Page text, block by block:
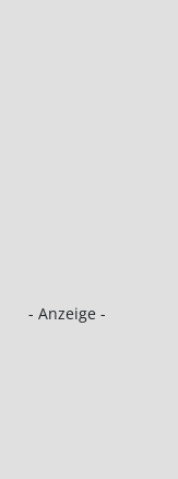
- Anzeige -